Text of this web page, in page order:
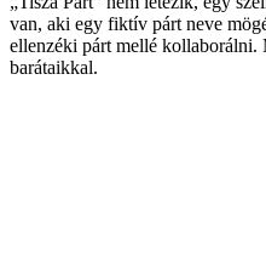
van, aki egy fiktív párt neve
ellenzéki párt mellé
barátaikkal.